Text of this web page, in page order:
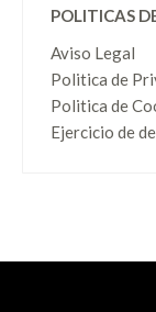
POLITICAS
Aviso Legal
Politica de
Politica de
Ejercicio de